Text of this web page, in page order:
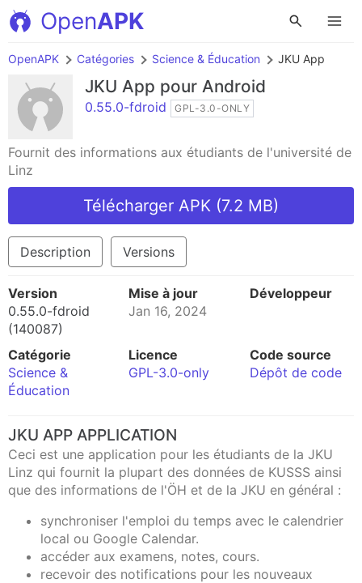
OpenAPK
OpenAPK Catégories Science & Éducation JKU App
JKU App pour Android
0.55.0-fdroid GPL-3.0-ONLY
Fournit des informations aux étudiants de l'université de
Linz
Télécharger APK (7.2 MB)
Description Versions
Version
0.55.0-fdroid
(140087)
Mise à jour
Jan 16, 2024
Développeur
Catégorie
Science &
Éducation
Licence
GPL-3.0-only
Code source
Dépôt de code
JKU APP APPLICATION
Ceci est une application pour les étudiants de la JKU
Linz qui fournit la plupart des données de KUSSS ainsi
que des informations de l'ÖH et de la JKU en général :
synchroniser l'emploi du temps avec le calendrier
local ou Google Calendar.
accéder aux examens, notes, cours.
recevoir des notifications pour les nouveaux